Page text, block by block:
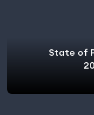
State of